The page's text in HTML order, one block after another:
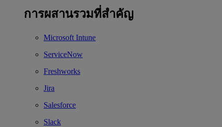
การผสานรวมที่สำคัญ
Microsoft Intune
ServiceNow
Freshworks
Jira
Salesforce
Slack